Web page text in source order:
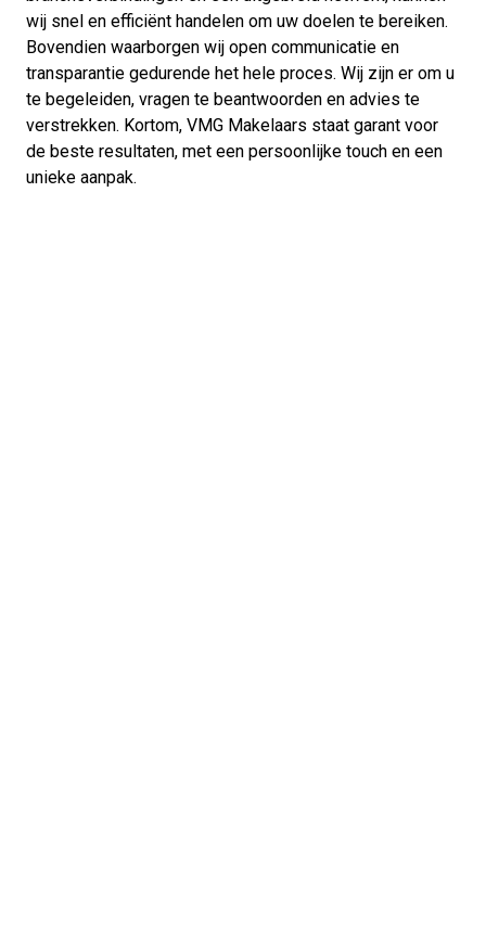
wij snel en efficiënt handelen om uw doelen te bereiken.
Bovendien waarborgen wij open communicatie en
transparantie gedurende het hele proces. Wij zijn er om u
te begeleiden, vragen te beantwoorden en advies te
verstrekken. Kortom, VMG Makelaars staat garant voor
de beste resultaten, met een persoonlijke touch en een
unieke aanpak.